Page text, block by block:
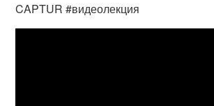
CAPTUR #видеолекция